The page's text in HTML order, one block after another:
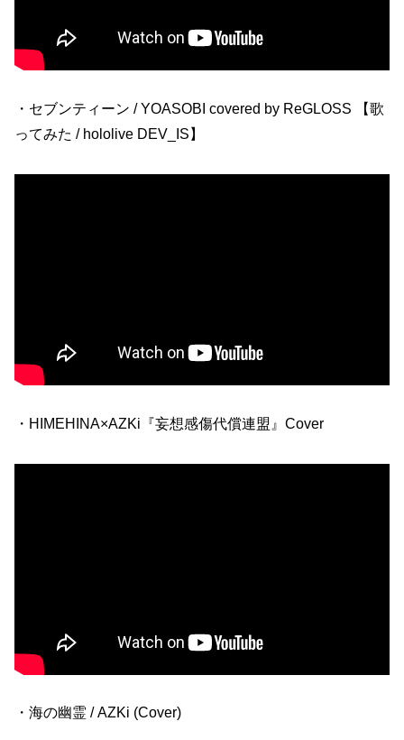
・セブンティーン / YOASOBI covered by ReGLOSS 【歌
ってみた / hololive DEV_IS】
・HIMEHINA×AZKi『妄想感傷代償連盟』Cover
・海の幽霊 / AZKi (Cover)